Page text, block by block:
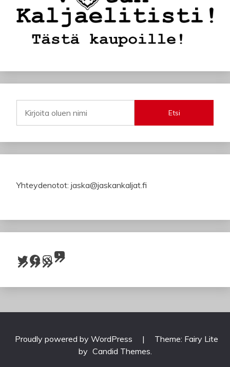
Etsi
Yhteydenotot: jaska@jaskankaljat.fi
Twitter Facebook InstagramYouTube
Proudly powered by WordPress |
Theme: Fairy Lite
by Candid Themes.